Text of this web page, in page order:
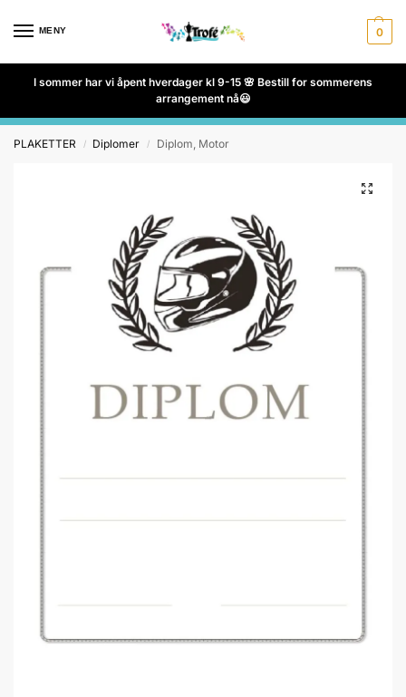
MENY 0
I sommer har vi åpent hverdager kl 9-15 🌸 Bestill for sommerens
arrangement nå😃
PLAKETTER / Diplomer / Diplom, Motor